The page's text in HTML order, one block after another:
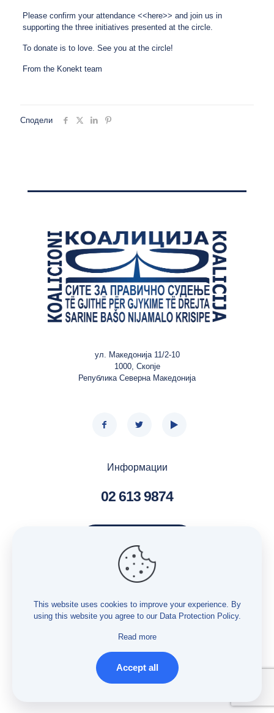
Please confirm your attendance <<here>> and join us in
supporting the three initiatives presented at the circle.
To donate is to love. See you at the circle!
From the Konekt team
Сподели
ул. Македонија 11/2-10
1000, Скопје
Република Северна Македонија
Информации
02 613 9874
Услуги – Бесплатна правна помош
Услуги – Истражување
Услуги – Мониторинг
Заштита на лични податоци
© Developed byPROCESS IN. Hosted by
This website uses cookies to improve your experience. By
using this website you agree to our Data Protection Policy.
Read more
Accept all